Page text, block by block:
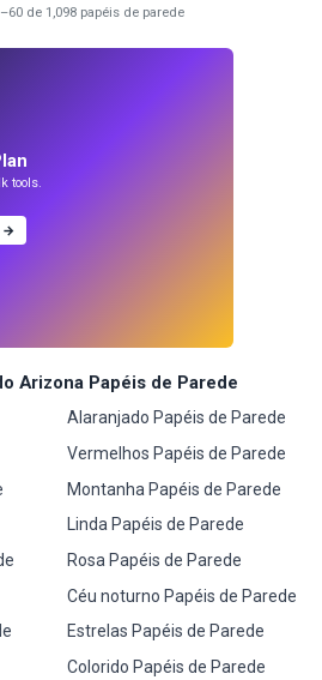
de 1,098 papéis de parede
tools.
→
Arizona Papéis de Parede
Alaranjado Papéis de Parede
Vermelhos Papéis de Parede
Montanha Papéis de Parede
Linda Papéis de Parede
Rosa Papéis de Parede
Céu noturno Papéis de Parede
Estrelas Papéis de Parede
Colorido Papéis de Parede